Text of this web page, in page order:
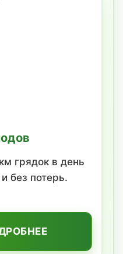
грядок в день
без потерь.